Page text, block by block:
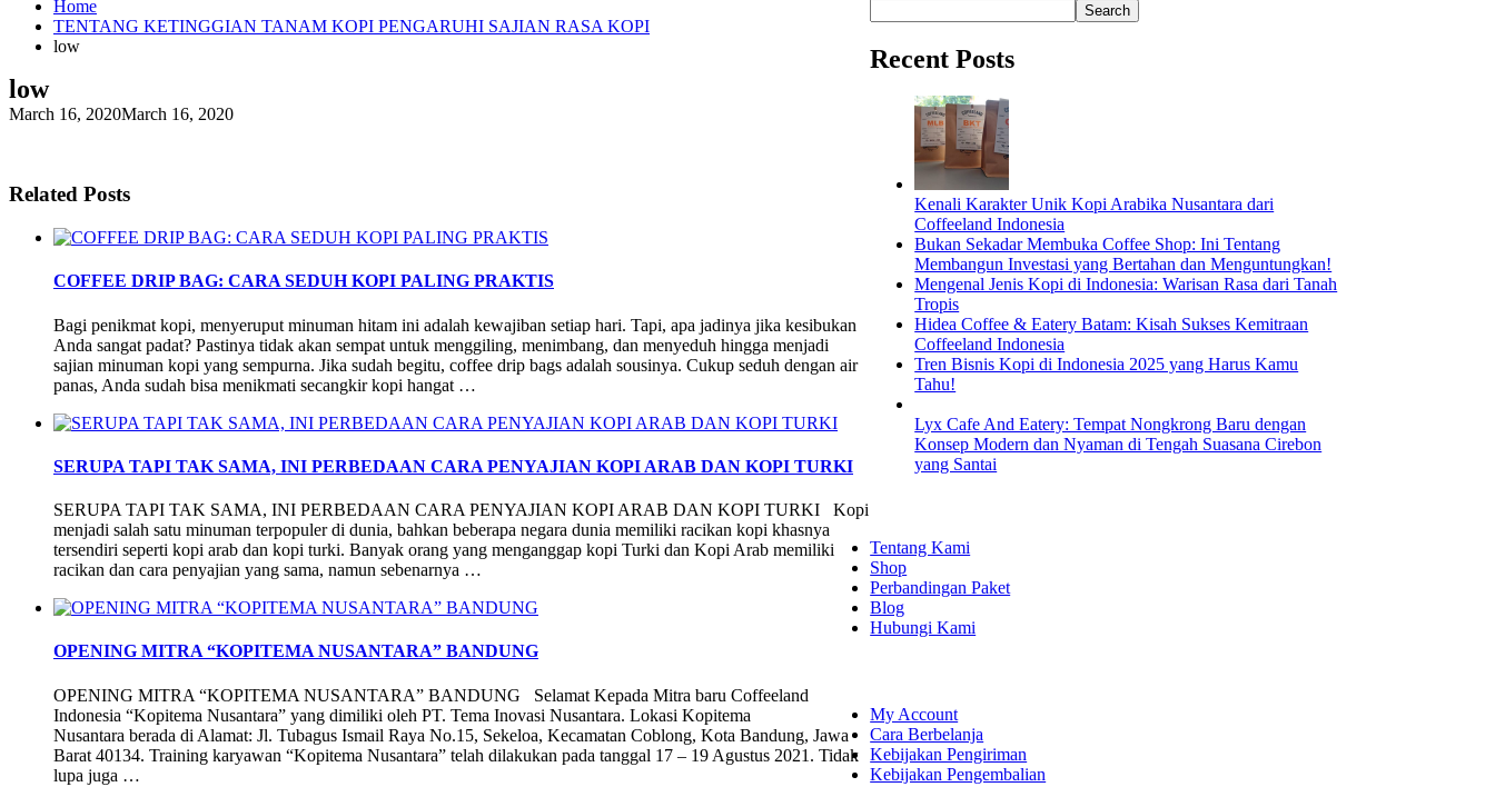
Home
TENTANG KETINGGIAN TANAM KOPI PENGARUHI SAJIAN RASA KOPI
low
low
March 16, 2020March 16, 2020
Related Posts
COFFEE DRIP BAG: CARA SEDUH KOPI PALING PRAKTIS
Bagi penikmat kopi, menyeruput minuman hitam ini adalah kewajiban setiap hari. Tapi, apa jadinya jika kesibukan
Anda sangat padat? Pastinya tidak akan sempat untuk menggiling, menimbang, dan menyeduh hingga menjadi
sajian minuman kopi yang sempurna. Jika sudah begitu, coffee drip bags adalah sousinya. Cukup seduh dengan air
panas, Anda sudah bisa menikmati secangkir kopi hangat …
SERUPA TAPI TAK SAMA, INI PERBEDAAN CARA PENYAJIAN KOPI ARAB DAN KOPI TURKI
SERUPA TAPI TAK SAMA, INI PERBEDAAN CARA PENYAJIAN KOPI ARAB DAN KOPI TURKI Kopi
menjadi salah satu minuman terpopuler di dunia, bahkan beberapa negara dunia memiliki racikan kopi khasnya
tersendiri seperti kopi arab dan kopi turki. Banyak orang yang menganggap kopi Turki dan Kopi Arab memiliki
racikan dan cara penyajian yang sama, namun sebenarnya …
OPENING MITRA “KOPITEMA NUSANTARA” BANDUNG
OPENING MITRA “KOPITEMA NUSANTARA” BANDUNG Selamat Kepada Mitra baru Coffeeland
Indonesia “Kopitema Nusantara” yang dimiliki oleh PT. Tema Inovasi Nusantara. Lokasi Kopitema
Nusantara berada di Alamat: Jl. Tubagus Ismail Raya No.15, Sekeloa, Kecamatan Coblong, Kota Bandung, Jawa
Barat 40134. Training karyawan “Kopitema Nusantara” telah dilakukan pada tanggal 17 – 19 Agustus 2021. Tidak
lupa juga …
Search
Recent Posts
Kenali Karakter Unik Kopi Arabika Nusantara dari
Coffeeland Indonesia
Bukan Sekadar Membuka Coffee Shop: Ini Tentang
Membangun Investasi yang Bertahan dan Menguntungkan!
Mengenal Jenis Kopi di Indonesia: Warisan Rasa dari Tanah
Tropis
Hidea Coffee & Eatery Batam: Kisah Sukses Kemitraan
Coffeeland Indonesia
Tren Bisnis Kopi di Indonesia 2025 yang Harus Kamu
Tahu!
Lyx Cafe And Eatery: Tempat Nongkrong Baru dengan
Konsep Modern dan Nyaman di Tengah Suasana Cirebon
yang Santai
Tentang Kami
Shop
Perbandingan Paket
Blog
Hubungi Kami
My Account
Cara Berbelanja
Kebijakan Pengiriman
Kebijakan Pengembalian